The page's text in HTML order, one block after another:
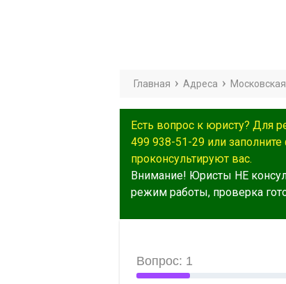
Главная Адреса
Есть вопрос к юристу? Для
499 938-51-29 или
проконсультируют вас.
Внимание! Юристы НЕ
режим работы, проверка